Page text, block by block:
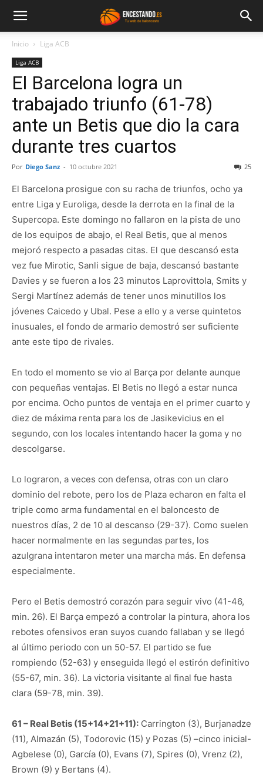
Inicio Liga ACB
Liga ACB
El Barcelona logra un
trabajado triunfo (61-78)
ante un Betis que dio la cara
durante tres cuartos
Por Diego Sanz - 10 octubre 2021 25
El Barcelona prosigue con su racha de triunfos, ocho ya
entre Liga y Euroliga, desde la derrota en la final de la
Supercopa. Este domingo no fallaron en la pista de uno
de los equipos de abajo, el Real Betis, que al menos
mejoró respecto a pasadas citas. El que descansó esta
vez fue Mirotic, Sanli sigue de baja, descansó bastante
Davies y se fueron a los 23 minutos Laprovittola, Smits y
Sergi Martínez además de tener unos minutillos los
jóvenes Caicedo y Ubal. Pese a ello y a verse quintetos
inusuales, el fondo de armario demostró ser suficiente
ante este tipo de rivales.
En todo el momento se vio al Barça por delante aunque
con pequeñas ventajas. El Betis no llegó a estar nunca
por encima. Ocho puntos de ventaja en el primer cuarto y
diez de máxima renta para los de Jasikevicius en el
segundo, con los locales intentando hacer la goma y no
descolgarse.
Lo lograron, a veces con defensa, otras con un claro
dominio del rebote, pero los de Plaza echaron en falta el
triple como arma fundamental en el baloncesto de
nuestros días, 2 de 10 al descanso (29-37). Como suelen
hacer normalmente en las segundas partes, los
azulgrana intentaron meter una marcha más. En defensa
especialmente.
Pero el Betis demostró corazón para seguir vivo (41-46,
min. 26). El Barça empezó a controlar la pintura, ahora los
rebotes ofensivos eran suyos cuando fallaban y se llegó
al último periodo con un 50-57. El partido se fue
rompiendo (52-63) y enseguida llegó el estirón definitivo
(55-67, min. 36). La victoria visitante al final fue hasta
clara (59-78, min. 39).
61 – Real Betis (15+14+21+11): Carrington (3), Burjanadze
(11), Almazán (5), Todorovic (15) y Pozas (5) –cinco inicial-
Agbelese (0), García (0), Evans (7), Spires (0), Vrenz (2),
Brown (9) y Bertans (4).